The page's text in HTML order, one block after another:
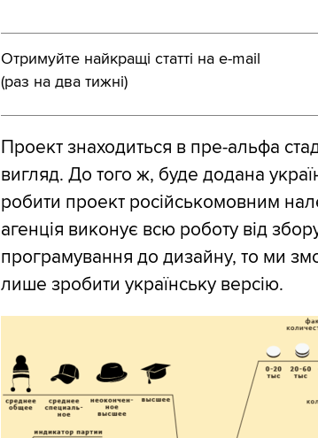
Отримуйте найкращі статті на e-mail
(раз на два тижні)
Проект знаходиться в пре-альфа
вигляд. До того ж, буде додана
робити проект російськомовним
агенція виконує всю роботу від
програмування до дизайну, то ми
лише зробити українську версію.